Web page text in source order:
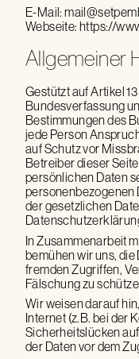
E-Mail:
Webseite: https://
Allgemeiner
Gestützt auf Artikel
Bundesverfassung
Bestimmungen des
jede Person
auf Schutz vor
Betreiber dieser
persönlichen Daten
personenbezogenen
der gesetzlichen
In Zusammenarbeit
bemühen wir uns,
fremden Zugriffen,
Fälschung zu
Wir weisen darauf
Internet (z.B. bei der
Sicherheitslücken
der Daten vor dem